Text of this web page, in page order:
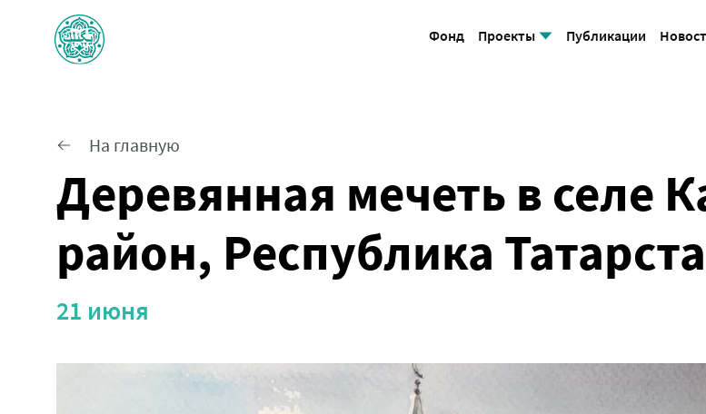
Фонд Проекты
Соборная мечеть
Публикации
На главную
Деревянная мечеть в селе
район, Республика
21 июня